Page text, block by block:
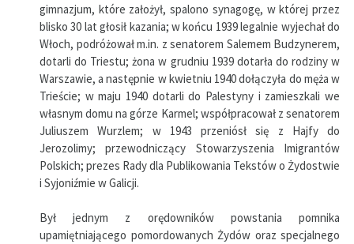
gimnazjum, które założył, spalono synagogę, w której przez
blisko 30 lat głosił kazania; w końcu 1939 legalnie wyjechał do
Włoch, podróżował m.in. z senatorem Salemem Budzynerem,
dotarli do Triestu; żona w grudniu 1939 dotarła do rodziny w
Warszawie, a następnie w kwietniu 1940 dołączyła do męża w
Trieście; w maju 1940 dotarli do Palestyny i zamieszkali we
własnym domu na górze Karmel; współpracował z senatorem
Juliuszem Wurzlem; w 1943 przeniósł się z Hajfy do
Jerozolimy; przewodniczący Stowarzyszenia Imigrantów
Polskich; prezes Rady dla Publikowania Tekstów o Żydostwie
i Syjoniźmie w Galicji.
Był jednym z orędowników powstania pomnika
upamiętniającego pomordowanych Żydów oraz specjalnego